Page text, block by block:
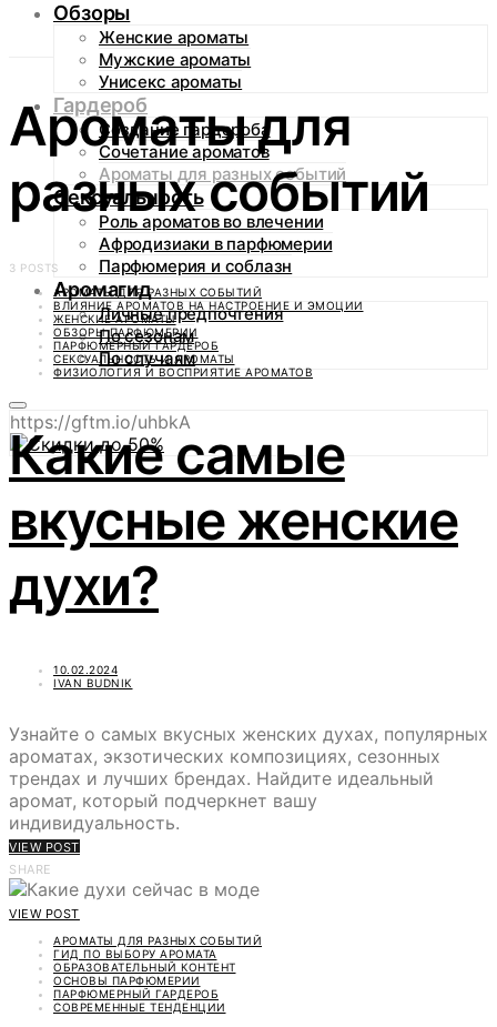
Обзоры
Женские ароматы
Мужские ароматы
Унисекс ароматы
Гардероб
Создание гардероба
Сочетание ароматов
Ароматы для разных событий
Сексуальность
Роль ароматов во влечении
Афродизиаки в парфюмерии
Парфюмерия и соблазн
Аромагид
Личные предпочтения
По сезонам
По случаям
https://gftm.io/uhbkA
Ароматы для
разных событий
3 POSTS
АРОМАТЫ ДЛЯ РАЗНЫХ СОБЫТИЙ
ВЛИЯНИЕ АРОМАТОВ НА НАСТРОЕНИЕ И ЭМОЦИИ
ЖЕНСКИЕ АРОМАТЫ
ОБЗОРЫ ПАРФЮМЕРИИ
ПАРФЮМЕРНЫЙ ГАРДЕРОБ
СЕКСУАЛЬНОСТЬ И АРОМАТЫ
ФИЗИОЛОГИЯ И ВОСПРИЯТИЕ АРОМАТОВ
Какие самые
вкусные женские
духи?
10.02.2024
IVAN BUDNIK
Узнайте о самых вкусных женских духах, популярных
ароматах, экзотических композициях, сезонных
трендах и лучших брендах. Найдите идеальный
аромат, который подчеркнет вашу
индивидуальность.
VIEW POST
SHARE
VIEW POST
АРОМАТЫ ДЛЯ РАЗНЫХ СОБЫТИЙ
ГИД ПО ВЫБОРУ АРОМАТА
ОБРАЗОВАТЕЛЬНЫЙ КОНТЕНТ
ОСНОВЫ ПАРФЮМЕРИИ
ПАРФЮМЕРНЫЙ ГАРДЕРОБ
СОВРЕМЕННЫЕ ТЕНДЕНЦИИ